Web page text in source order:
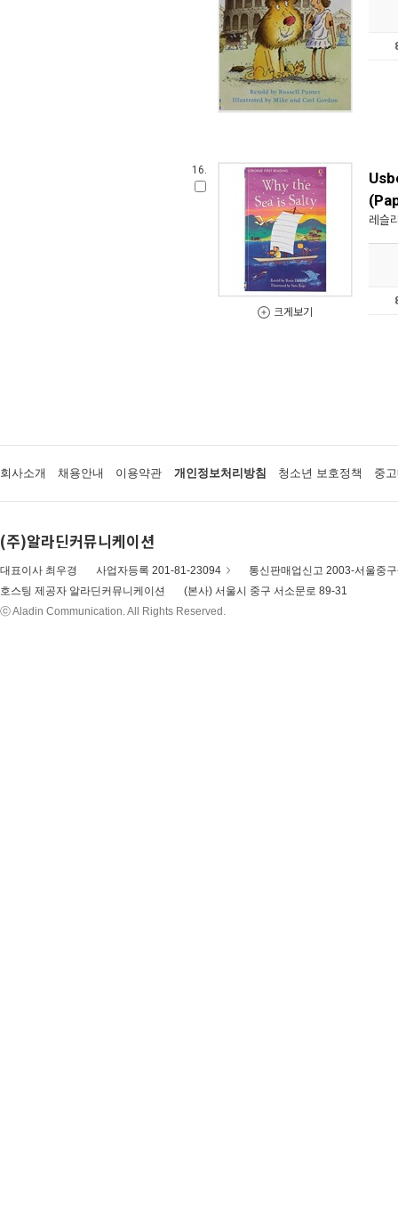
16.
크게보기
레슬
회사소개 채용안내 이용약관 개인정보처리방침 청소년 보호정책 중
(주)알라딘커뮤니케이션
대표이사 최우경 사업자등록 201-81-23094
통신판매업신고 2003-서울중
호스팅 제공자 알라딘커뮤니케이션
(본사) 서울시 중구 서소문로 89-31
ⓒ Aladin Communication. All Rights Reserved.